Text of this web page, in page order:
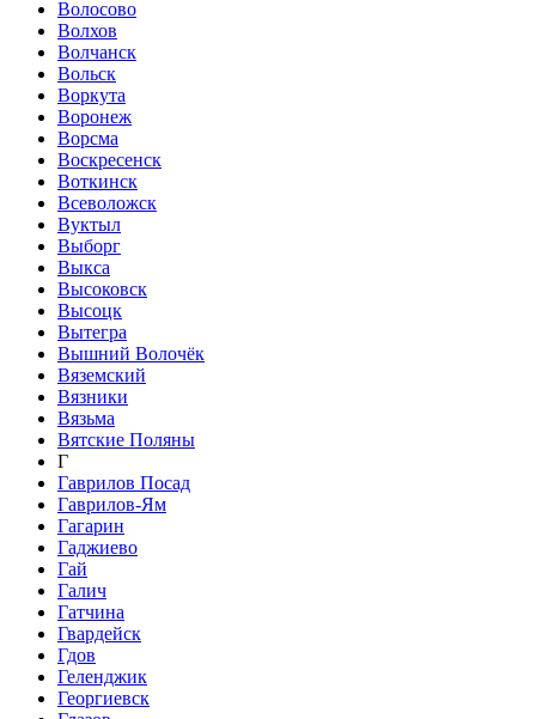
Волосово
Волхов
Волчанск
Вольск
Воркута
Воронеж
Ворсма
Воскресенск
Воткинск
Всеволожск
Вуктыл
Выборг
Выкса
Высоковск
Высоцк
Вытегра
Вышний Волочёк
Вяземский
Вязники
Вязьма
Вятские Поляны
Г
Гаврилов Посад
Гаврилов-Ям
Гагарин
Гаджиево
Гай
Галич
Гатчина
Гвардейск
Гдов
Геленджик
Георгиевск